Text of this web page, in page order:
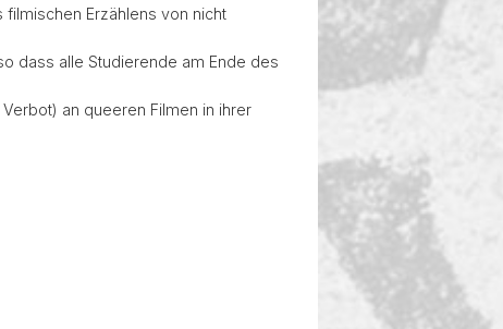
Erzählens von nicht
dass alle Studierende am Ende des
an queeren Filmen in ihrer